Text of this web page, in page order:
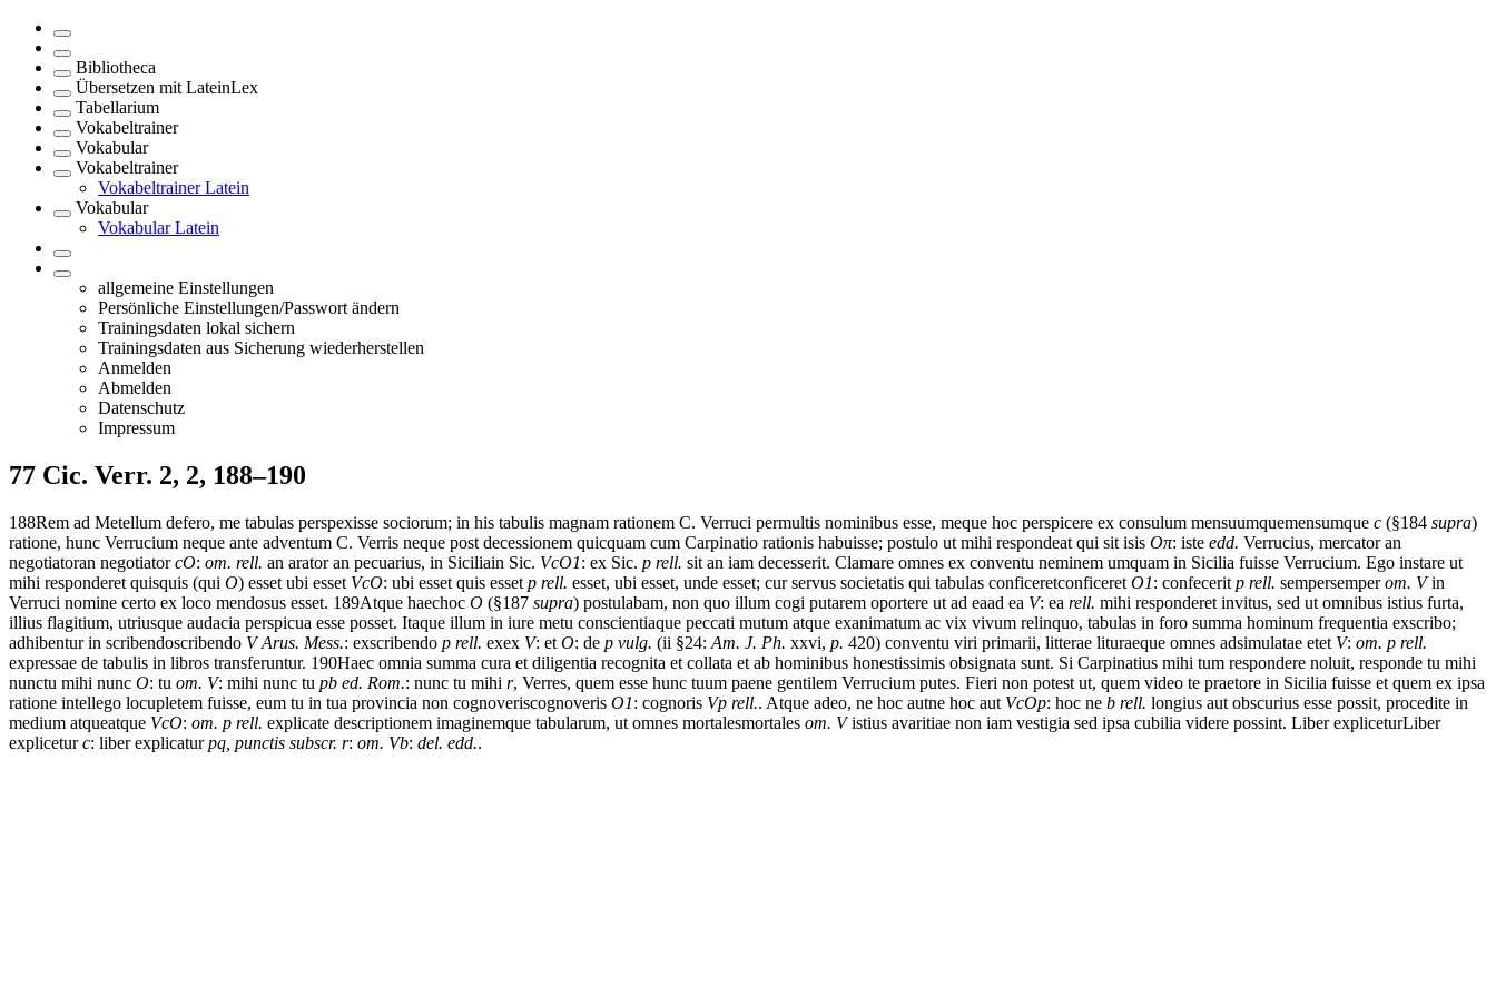
Bibliotheca
Übersetzen mit LateinLex
Tabellarium
Vokabeltrainer
Vokabular
Vokabeltrainer
Vokabeltrainer Latein
Vokabular
Vokabular Latein
allgemeine Einstellungen
Persönliche Einstellungen/Passwort ändern
Trainingsdaten lokal sichern
Trainingsdaten aus Sicherung wiederherstellen
Anmelden
Abmelden
Datenschutz
Impressum
77 Cic. Verr. 2, 2, 188–190
188Rem ad Metellum defero, me tabulas perspexisse sociorum; in his tabulis magnam rationem C. Verruci permultis nominibus esse, meque hoc perspicere ex consulum mensuumquemensumque c (§184 supra)
ratione, hunc Verrucium neque ante adventum C. Verris neque post decessionem quicquam cum Carpinatio rationis habuisse; postulo ut mihi respondeat qui sit isis Oπ: iste edd. Verrucius, mercator an
negotiatoran negotiatorcO: om. rell. an arator an pecuarius, in Siciliain Sic. VcO1: ex Sic. p rell. sit an iam decesserit. Clamare omnes ex conventu neminem umquam in Sicilia fuisse Verrucium. Ego instare ut
mihi responderet quisquis (qui O) esset ubi esset VcO: ubi esset quis esset p rell. esset, ubi esset, unde esset; cur servus societatis qui tabulas conficeretconficeret O1: confecerit p rell. sempersemperom. V in
Verruci nomine certo ex loco mendosus esset. 189Atque haechoc O (§187 supra) postulabam, non quo illum cogi putarem oportere ut ad eaad ea V: ea rell. mihi responderet invitus, sed ut omnibus istius furta,
illius flagitium, utriusque audacia perspicua esse posset. Itaque illum in iure metu conscientiaque peccati mutum atque exanimatum ac vix vivum relinquo, tabulas in foro summa hominum frequentia exscribo;
adhibentur in scribendoscribendo V Arus. Mess.: exscribendo p rell. exex V: et O: de p vulg. (ii §24: Am. J. Ph. xxvi, p. 420) conventu viri primarii, litterae lituraeque omnes adsimulatae etet V: om. p rell.
expressae de tabulis in libros transferuntur. 190Haec omnia summa cura et diligentia recognita et collata et ab hominibus honestissimis obsignata sunt. Si Carpinatius mihi tum respondere noluit, responde tu mihi
nunctu mihi nunc O: tu om. V: mihi nunc tu pb ed. Rom.: nunc tu mihi r, Verres, quem esse hunc tuum paene gentilem Verrucium putes. Fieri non potest ut, quem video te praetore in Sicilia fuisse et quem ex ipsa
ratione intellego locupletem fuisse, eum tu in tua provincia non cognoveriscognoveris O1: cognoris Vp rell.. Atque adeo, ne hoc autne hoc aut VcOp: hoc ne b rell. longius aut obscurius esse possit, procedite in
medium atqueatque VcO: om. p rell. explicate descriptionem imaginemque tabularum, ut omnes mortalesmortales om. V istius avaritiae non iam vestigia sed ipsa cubilia videre possint. Liber expliceturLiber
expliceturc: liber explicaturpq, punctis subscr. r: om. Vb: del. edd..